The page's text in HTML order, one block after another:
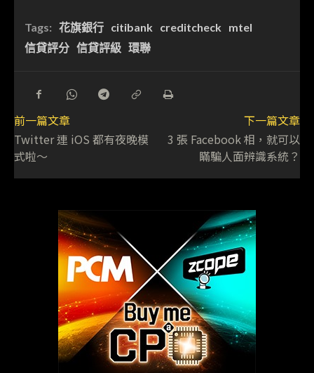
Tags: 花旗銀行 citibank creditcheck
mtel
信貸評分 信貸評級 環聯
前一篇文章
Twitter 連 iOS 都有夜晚模
式啦～
下一篇文章
3 張 Facebook 相，就可以
瞞騙人面辨識系統？